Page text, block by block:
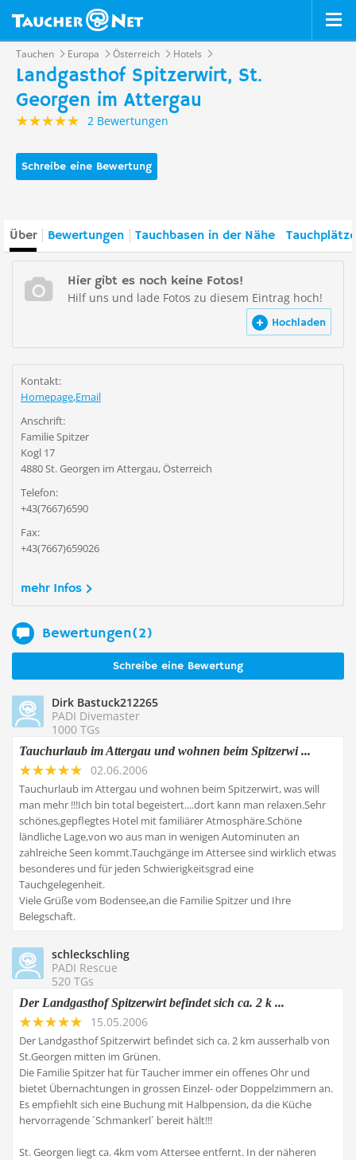
Tauchen Europa Österreich Hotels
Landgasthof Spitzerwirt, St.
Georgen im Attergau
2 Bewertungen
Schreibe eine Bewertung
Über Bewertungen Tauchbasen in der Nähe
Hier gibt es noch keine Fotos!
Hilf uns und lade Fotos zu diesem Eintrag hoch!
Hochladen
Kontakt:
Homepage,Email
Anschrift:
Familie Spitzer
Kogl 17
4880 St. Georgen im Attergau, Österreich
Telefon:
+43(7667)6590
Fax:
+43(7667)659026
mehr Infos
Bewertungen(2)
Schreibe eine Bewertung
Dirk Bastuck212265
PADI Divemaster
1000 TGs
Tauchurlaub im Attergau und wohnen beim Spitzerwi ...
02.06.2006
Tauchurlaub im Attergau und wohnen beim Spitzerwirt, was will
man mehr !!!Ich bin total begeistert....dort kann man relaxen.Sehr
schönes,gepflegtes Hotel mit familiärer Atmosphäre.Schöne
ländliche Lage,von wo aus man in wenigen Autominuten an
zahlreiche Seen kommt.Tauchgänge im Attersee sind wirklich etwas
besonderes und für jeden Schwierigkeitsgrad eine
Tauchgelegenheit.
Viele Grüße vom Bodensee,an die Familie Spitzer und Ihre
Belegschaft.
schleckschling
PADI Rescue
520 TGs
Der Landgasthof Spitzerwirt befindet sich ca. 2 k ...
15.05.2006
Der Landgasthof Spitzerwirt befindet sich ca. 2 km ausserhalb von
St.Georgen mitten im Grünen.
Die Familie Spitzer hat für Taucher immer ein offenes Ohr und
bietet Übernachtungen in grossen Einzel- oder Doppelzimmern an.
Es empfiehlt sich eine Buchung mit Halbpension, da die Küche
hervorragende ´Schmankerl´ bereit hält!!!
St. Georgen liegt ca. 4km vom Attersee entfernt. In der näheren